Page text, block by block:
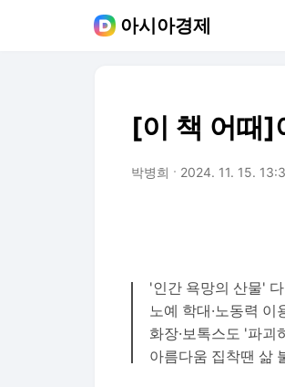
아시아경제
[이 책 어때]
박병희 2024. 11. 15.
'인간 욕망의 산물'
노예 학대·노동력 이
화장·보톡스도 '파괴
아름다움 집착땐 삶